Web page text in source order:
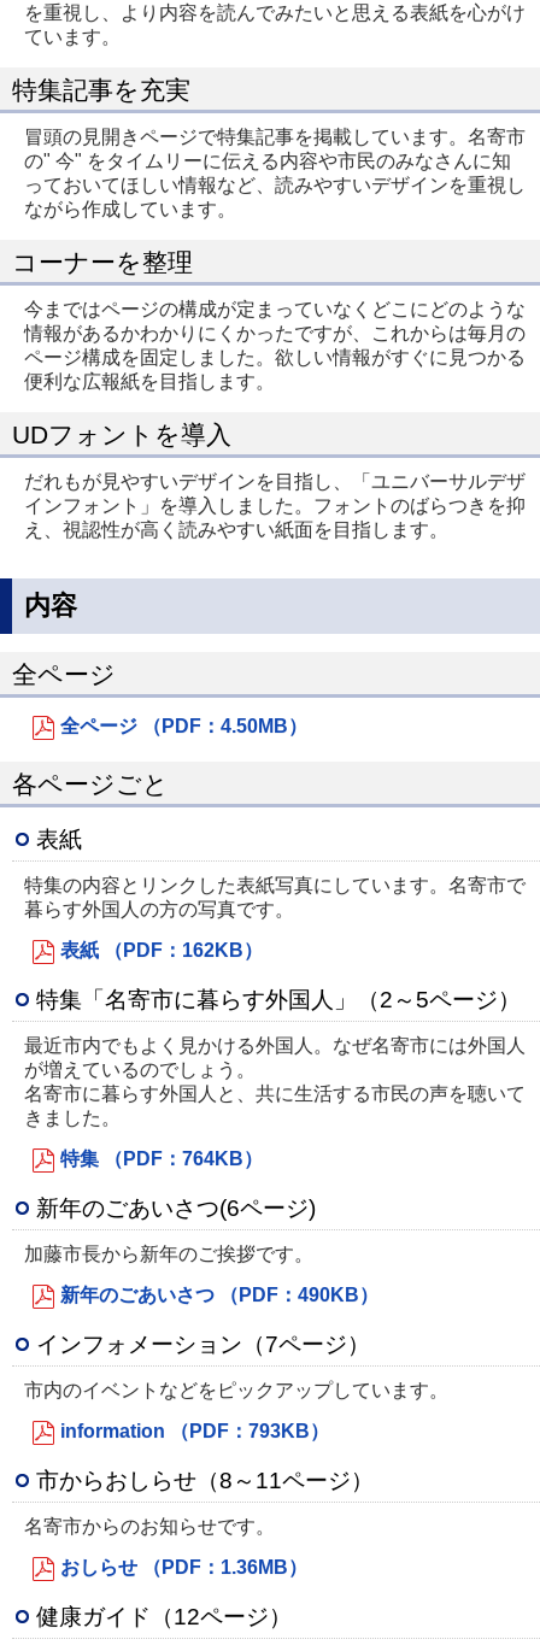
を重視し、より内容を読んでみたいと思える表紙を心がけ
ています。
特集記事を充実
冒頭の見開きページで特集記事を掲載しています。名寄市
の" 今" をタイムリーに伝える内容や市民のみなさんに知
っておいてほしい情報など、読みやすいデザインを重視し
ながら作成しています。
コーナーを整理
今まではページの構成が定まっていなくどこにどのような
情報があるかわかりにくかったですが、これからは毎月の
ページ構成を固定しました。欲しい情報がすぐに見つかる
便利な広報紙を目指します。
UDフォントを導入
だれもが見やすいデザインを目指し、「ユニバーサルデザ
インフォント」を導入しました。フォントのばらつきを抑
え、視認性が高く読みやすい紙面を目指します。
内容
全ページ
全ページ （PDF：4.50MB）
各ページごと
表紙
特集の内容とリンクした表紙写真にしています。名寄市で
暮らす外国人の方の写真です。
表紙 （PDF：162KB）
特集「名寄市に暮らす外国人」（2～5ページ）
最近市内でもよく見かける外国人。なぜ名寄市には外国人
が増えているのでしょう。
名寄市に暮らす外国人と、共に生活する市民の声を聴いて
きました。
特集 （PDF：764KB）
新年のごあいさつ(6ページ)
加藤市長から新年のご挨拶です。
新年のごあいさつ （PDF：490KB）
インフォメーション（7ページ）
市内のイベントなどをピックアップしています。
information （PDF：793KB）
市からおしらせ（8～11ページ）
名寄市からのお知らせです。
おしらせ （PDF：1.36MB）
健康ガイド（12ページ）